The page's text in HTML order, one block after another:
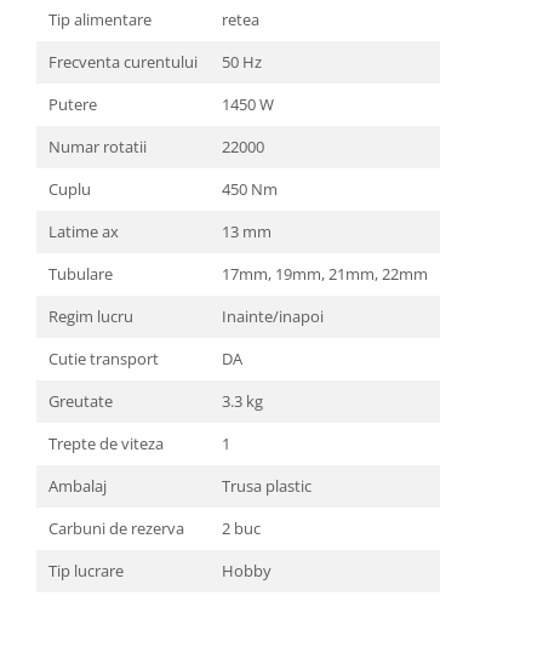
Zdrobitoare electrice
Zdrobitoare electrice & manuale
Masini de cusut si accesorii
Articole antidaunatori gradina
Sere si solarii
Suflante si aspiratoare exterior
Unelte altoit
Unelte manuale de gradina -
Folie si plase pt plante
Masini de maturat manuale
Masini batut stalpi
Pentru Casa si Camping
Tip alimentare
retea
Frecventa curentului
50 Hz
Putere
1450 W
Numar rotatii
22000
Cuplu
450 Nm
Latime ax
13 mm
Tubulare
17mm, 19mm, 21mm, 22mm
Regim lucru
Inainte/inapoi
Cutie transport
DA
Greutate
3.3 kg
Trepte de viteza
1
Ambalaj
Trusa plastic
Carbuni de rezerva
2 buc
Tip lucrare
Hobby